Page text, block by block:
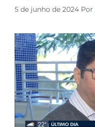
5 de junho de 2024 Por